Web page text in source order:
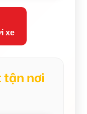
xe
tận nơi